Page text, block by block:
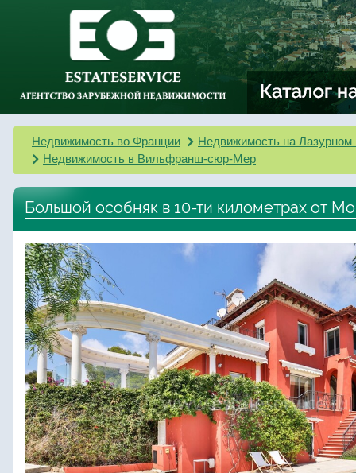
Недвижимость во Франции
Недвижимость на Лазурном
Недвижимость в Вильфранш-сюр-Мер
Большой особняк в 10-ти километрах от